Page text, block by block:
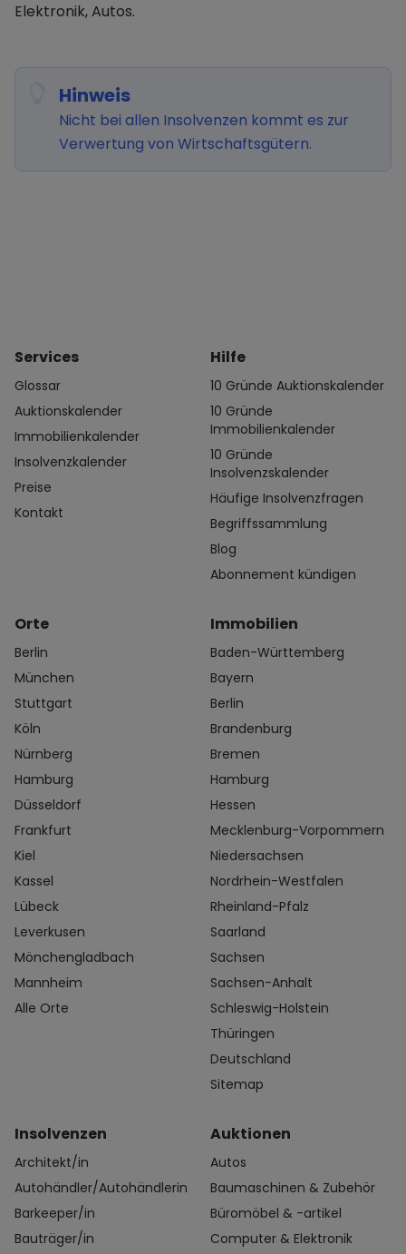
Elektronik, Autos.
Hinweis
Nicht bei allen Insolvenzen kommt es zur
Verwertung von Wirtschaftsgütern.
Services
Glossar
Auktionskalender
Immobilienkalender
Insolvenzkalender
Preise
Kontakt
Hilfe
10 Gründe Auktionskalender
10 Gründe
Immobilienkalender
10 Gründe
Insolvenzskalender
Häufige Insolvenzfragen
Begriffssammlung
Blog
Abonnement kündigen
Orte
Berlin
München
Stuttgart
Köln
Nürnberg
Hamburg
Düsseldorf
Frankfurt
Kiel
Kassel
Lübeck
Leverkusen
Mönchengladbach
Mannheim
Alle Orte
Immobilien
Baden-Württemberg
Bayern
Berlin
Brandenburg
Bremen
Hamburg
Hessen
Mecklenburg-Vorpommern
Niedersachsen
Nordrhein-Westfalen
Rheinland-Pfalz
Saarland
Sachsen
Sachsen-Anhalt
Schleswig-Holstein
Thüringen
Deutschland
Sitemap
Insolvenzen
Architekt/in
Autohändler/Autohändlerin
Barkeeper/in
Bauträger/in
Auktionen
Autos
Baumaschinen & Zubehör
Büromöbel & -artikel
Computer & Elektronik